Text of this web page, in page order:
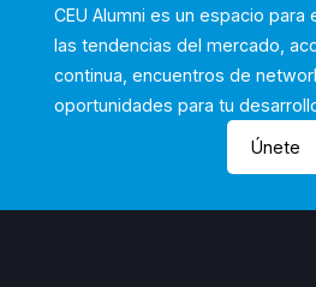
CEU Alumni es un espacio
las tendencias del mercado,
continua, encuentros de
oportunidades para tu
Únete